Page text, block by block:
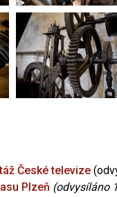
České televize
Plzeň (odvysíláno